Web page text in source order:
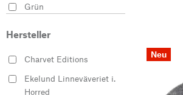
Grün
Rose
Rot
Hersteller
Charvet Editions
Ekelund Linneväveriet i.
Horred
Neu